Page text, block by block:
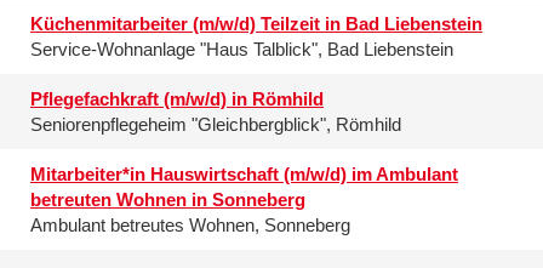
Küchenmitarbeiter (m/w/d) Teilzeit in Bad Liebenstein
Service-Wohnanlage "Haus Talblick", Bad Liebenstein
Pflegefachkraft (m/w/d) in Römhild
Seniorenpflegeheim "Gleichbergblick", Römhild
Mitarbeiter*in Hauswirtschaft (m/w/d) im Ambulant
betreuten Wohnen in Sonneberg
Ambulant betreutes Wohnen, Sonneberg